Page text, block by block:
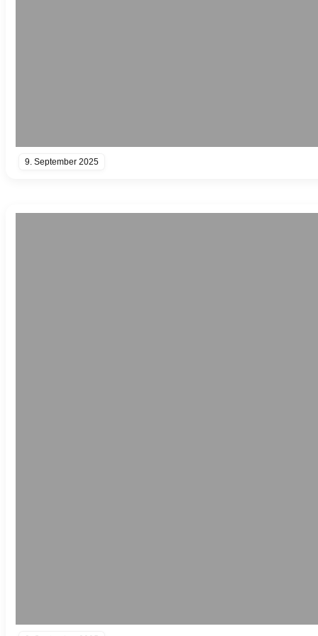
9. September 2025